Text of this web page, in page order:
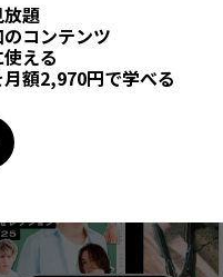
題
コンテンツ
える
額2,970円で学べる